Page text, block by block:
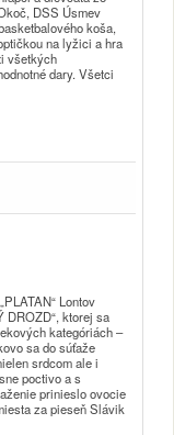
DSS Úsmev
koša,
na lyžici a hra
všetkých
dary. Všetci
Lontov
DROZD“, ktorej sa
kategóriách –
sa do súťaže
srdcom ale i
poctivo a s
prinieslo ovocie
za pieseň Slávik